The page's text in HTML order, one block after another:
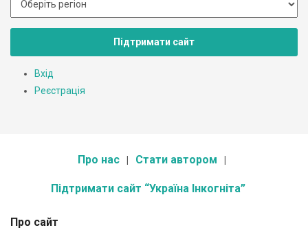
Підтримати сайт
Вхід
Реєстрація
Про нас Стати автором
Підтримати сайт “Україна Інкогніта”
Про сайт